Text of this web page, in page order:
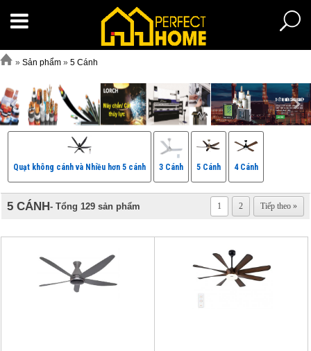
» Sản phẩm » 5 Cánh
Quạt không cánh và Nhiều hơn 5 cánh 3 Cánh 5 Cánh 4 Cánh
5 CÁNH- Tổng 129 sản phẩm 1 2 Tiếp theo »